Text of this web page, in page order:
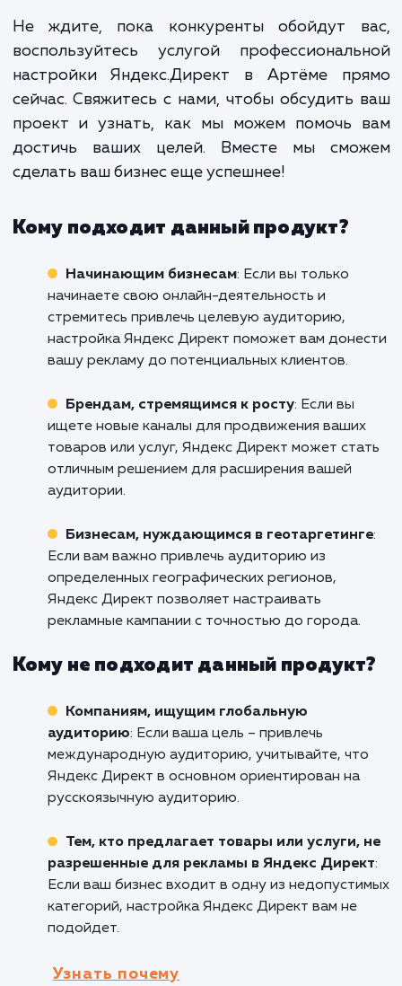
Профессиональная
Яндекс.Директ - это не
инвестиция в развитие вашего
Используя эту услугу, вы не
свое будущее, в рост своей
воспользуйтесь услугой
настройки Яндекс.Директ в Артёме
сейчас. Свяжитесь с нами, чтобы обсудить
проект и узнать, как мы можем помочь
сделать ваш бизнес еще успешнее!
Кому подходит данный продукт?
Начинающим бизнесам: Если вы только
стремитесь привлечь целевую аудиторию,
настройка Яндекс Директ поможет вам
вашу рекламу до потенциальных клиентов.
Брендам, стремящимся к росту
товаров или услуг, Яндекс Директ может
отличным решением для расширения вашей
аудитории.
Если вам важно привлечь аудиторию из